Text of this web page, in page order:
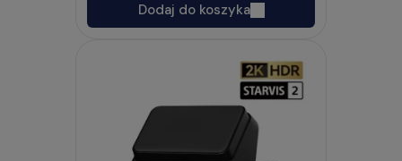
Dodaj do koszyka